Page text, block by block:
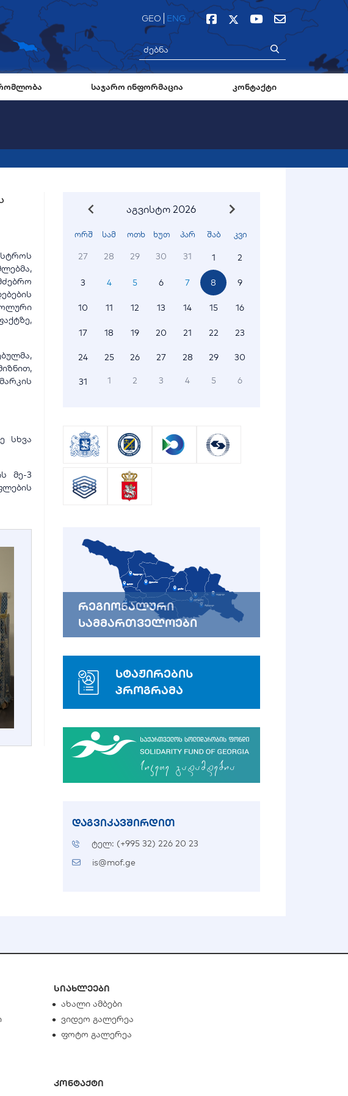
GEO ENG
საჯარო ინფორმაცია კონტაქტი
სხვა
მე-3
აგვისტო 2026
ორშ სამ ოთხ ხუთ პარ შაბ კვი
27 28 29 30 31 1 2
3 4 5 6 7 8 9
10 11 12 13 14 15 16
17 18 19 20 21 22 23
24 25 26 27 28 29 30
31 1 2 3 4 5 6
რეგიონალური
სამმართველოები
სტაჟირების
პროგრამა
დაგვიკავშირდით
ტელ: (+995 32) 226 20 23
is@mof.ge
სიახლეები
ახალი ამბები
ვიდეო გალერეა
ფოტო გალერეა
კონტაქტი